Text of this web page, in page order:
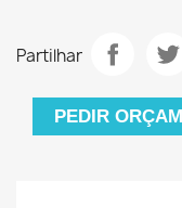
Partilhar
PEDIR